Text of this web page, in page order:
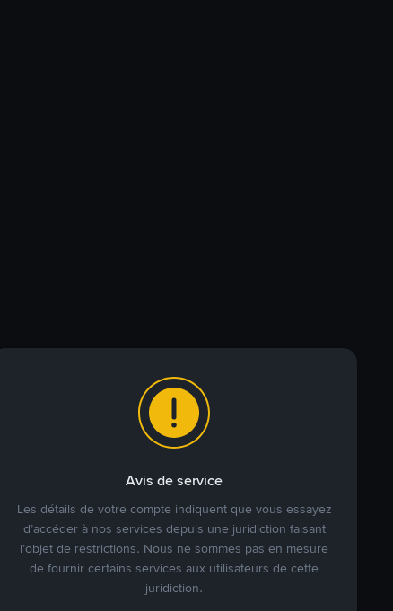
Avis de service
Les détails de votre compte indiquent que vous essayez
d’accéder à nos services depuis une juridiction faisant
l’objet de restrictions. Nous ne sommes pas en mesure
de fournir certains services aux utilisateurs de cette
juridiction.